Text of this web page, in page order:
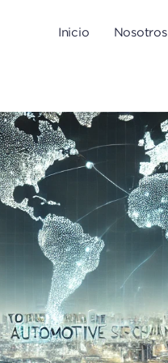
Inicio Nosotros